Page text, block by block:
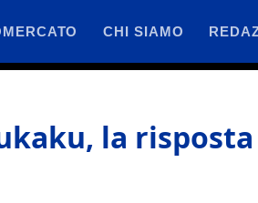
CHI SIAMO
la